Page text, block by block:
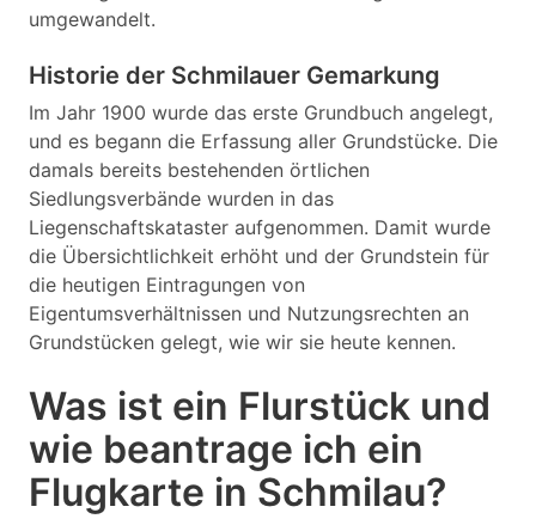
umgewandelt.
Historie der Schmilauer Gemarkung
Im Jahr 1900 wurde das erste Grundbuch angelegt,
und es begann die Erfassung aller Grundstücke. Die
damals bereits bestehenden örtlichen
Siedlungsverbände wurden in das
Liegenschaftskataster aufgenommen. Damit wurde
die Übersichtlichkeit erhöht und der Grundstein für
die heutigen Eintragungen von
Eigentumsverhältnissen und Nutzungsrechten an
Grundstücken gelegt, wie wir sie heute kennen.
Was ist ein Flurstück und
wie beantrage ich ein
Flugkarte in Schmilau?